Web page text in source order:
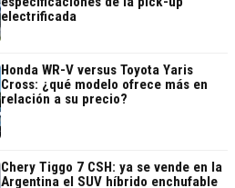
electrificada
Honda WR-V versus Toyota Yaris
Cross: ¿qué modelo ofrece más en
relación a su precio?
Chery Tiggo 7 CSH: ya se vende en la
Argentina el SUV híbrido enchufable